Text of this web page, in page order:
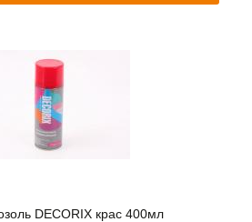
DECORIX крас 400мл